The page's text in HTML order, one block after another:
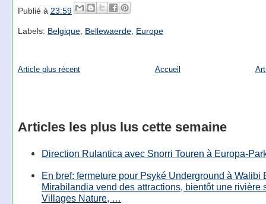
Publié à 23:59
Labels: Belgique, Bellewaerde, Europe
Article plus récent Accueil
Articles les plus lus cette semaine
Direction Rulantica avec Snorri Touren à Europa-
En bref: fermeture pour Psyké Underground à Walibi
Mirabilandia vend des attractions, bientôt une rivière
Villages Nature, …